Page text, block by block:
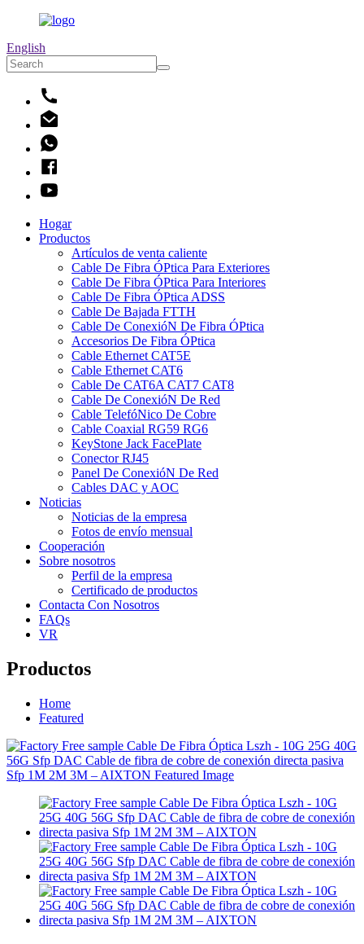
English
Hogar
Productos
Artículos de venta caliente
Cable De Fibra ÓPtica Para Exteriores
Cable De Fibra ÓPtica Para Interiores
Cable De Fibra ÓPtica ADSS
Cable De Bajada FTTH
Cable De ConexióN De Fibra ÓPtica
Accesorios De Fibra ÓPtica
Cable Ethernet CAT5E
Cable Ethernet CAT6
Cable De CAT6A CAT7 CAT8
Cable De ConexióN De Red
Cable TelefóNico De Cobre
Cable Coaxial RG59 RG6
KeyStone Jack FacePlate
Conector RJ45
Panel De ConexióN De Red
Cables DAC y AOC
Noticias
Noticias de la empresa
Fotos de envío mensual
Cooperación
Sobre nosotros
Perfil de la empresa
Certificado de productos
Contacta Con Nosotros
FAQs
VR
Productos
Home
Featured